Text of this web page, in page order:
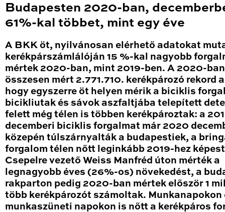
Budapesten 2020-ban,
61%-kal többet, mint egy éve
A BKK öt, nyilvánosan elérhető adatokat
kerékpárszámlálóján 15 %-kal nagyobb
mértek 2020-ban, mint 2019-ben. A 2020-ban
összesen mért 2.771.710. kerékpározó rekord
hogy egyszerre öt helyen mérik a biciklis
bicikliutak és sávok aszfaltjába telepített
felett még télen is többen kerékpároztak: a
decemberi biciklis forgalmat már 2020
közepén túlszárnyalták a budapestiek, a
forgalom télen nőtt leginkább 2019-hez
Csepelre vezető Weiss Manfréd úton mérték a
legnagyobb éves (26%-os) növekedést, a
rakparton pedig 2020-ban mértek először 1
több kerékpározót számoltak. Munkanapokon
munkaszüneti napokon is nőtt a kerékpáros